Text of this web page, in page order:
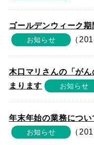
ゴールデンウィーク
お知らせ （
木口マリさんの「が
まります
お知らせ
年末年始の業務につい
お知らせ （